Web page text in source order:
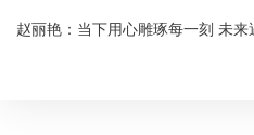
赵丽艳：当下用心雕琢每一刻 未来